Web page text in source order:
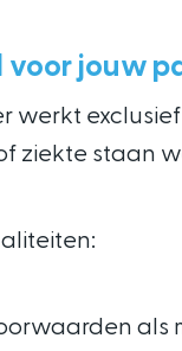
voor jouw
ziekte staan
als